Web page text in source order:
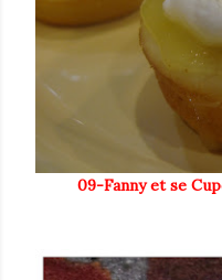
09-Fanny et se